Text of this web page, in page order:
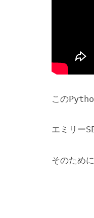
この
エミリー
そのため